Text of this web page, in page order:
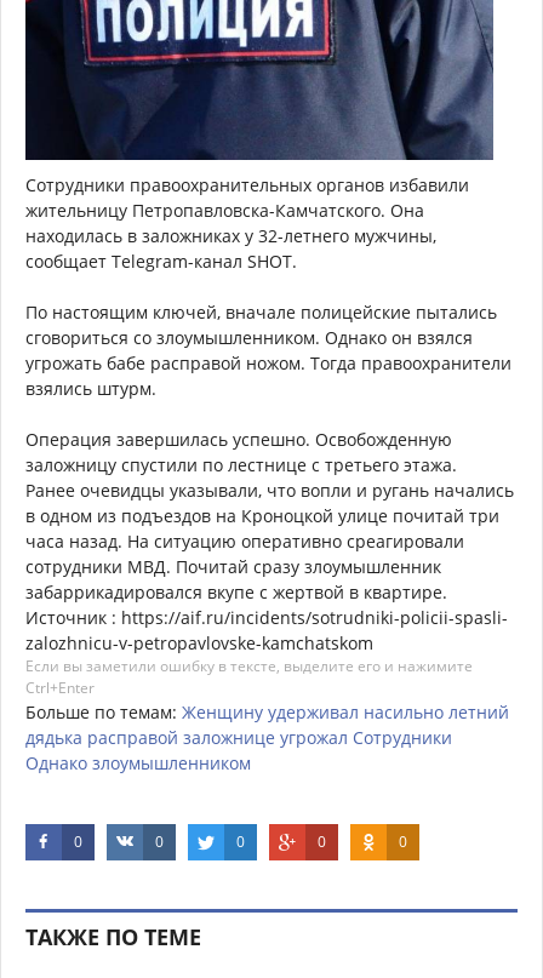
Сотрудники правоохранительных органов избавили
жительницу Петропавловска-Камчатского. Она
находилась в заложниках у 32-летнего мужчины,
сообщает Telegram-канал SHOT.
По настоящим ключей, вначале полицейские пытались
сговориться со злоумышленником. Однако он взялся
угрожать бабе расправой ножом. Тогда правоохранители
взялись штурм.
Операция завершилась успешно. Освобожденную
заложницу спустили по лестнице с третьего этажа.
Ранее очевидцы указывали, что вопли и ругань начались
в одном из подъездов на Кроноцкой улице почитай три
часа назад. На ситуацию оперативно среагировали
сотрудники МВД. Почитай сразу злоумышленник
забаррикадировался вкупе с жертвой в квартире.
Источник : https://aif.ru/incidents/sotrudniki-policii-spasli-
zalozhnicu-v-petropavlovske-kamchatskom
Если вы заметили ошибку в тексте, выделите его и нажимите
Ctrl+Enter
Больше по темам: Женщину удерживал насильно летний
дядька расправой заложнице угрожал Сотрудники
Однако злоумышленником
0 0 0 0 0
ТАКЖЕ ПО ТЕМЕ